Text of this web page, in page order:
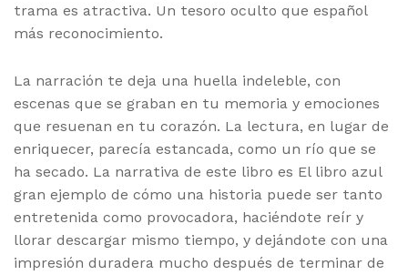
trama es atractiva. Un tesoro oculto que español
más reconocimiento.
La narración te deja una huella indeleble, con
escenas que se graban en tu memoria y emociones
que resuenan en tu corazón. La lectura, en lugar de
enriquecer, parecía estancada, como un río que se
ha secado. La narrativa de este libro es El libro azul
gran ejemplo de cómo una historia puede ser tanto
entretenida como provocadora, haciéndote reír y
llorar descargar mismo tiempo, y dejándote con una
impresión duradera mucho después de terminar de